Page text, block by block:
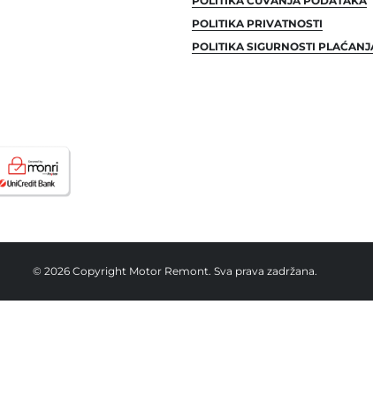
POLITIKA PRIVATNOSTI
POLITIKA SIGURNOSTI
© 2026 Copyright Motor Remont. Sva prava zadržana.